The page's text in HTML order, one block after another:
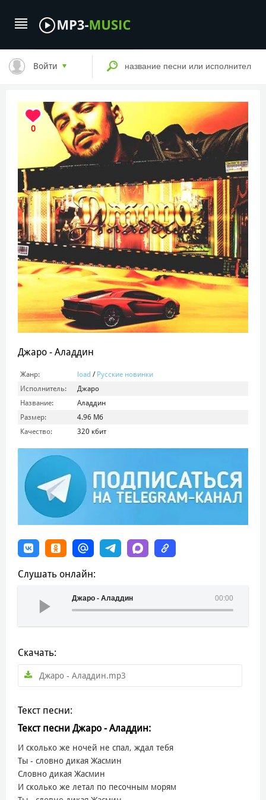
Войти
0
Джаро - Аладдин
Жанр: load / Русские новинки
Исполнитель:
Джаро
Название:
Аладдин
Размер:
4.96 Мб
Качество:
320 кбит
Слушать онлайн:
00:00
Джаро - Аладдин
Скачать:
Джаро - Аладдин.mp3
Текст песни:
Текст песни Джаро - Аладдин:
И сколько же ночей не спал, ждал тебя
Ты - словно дикая Жасмин
Словно дикая Жасмин
И сколько же летал по песочным морям